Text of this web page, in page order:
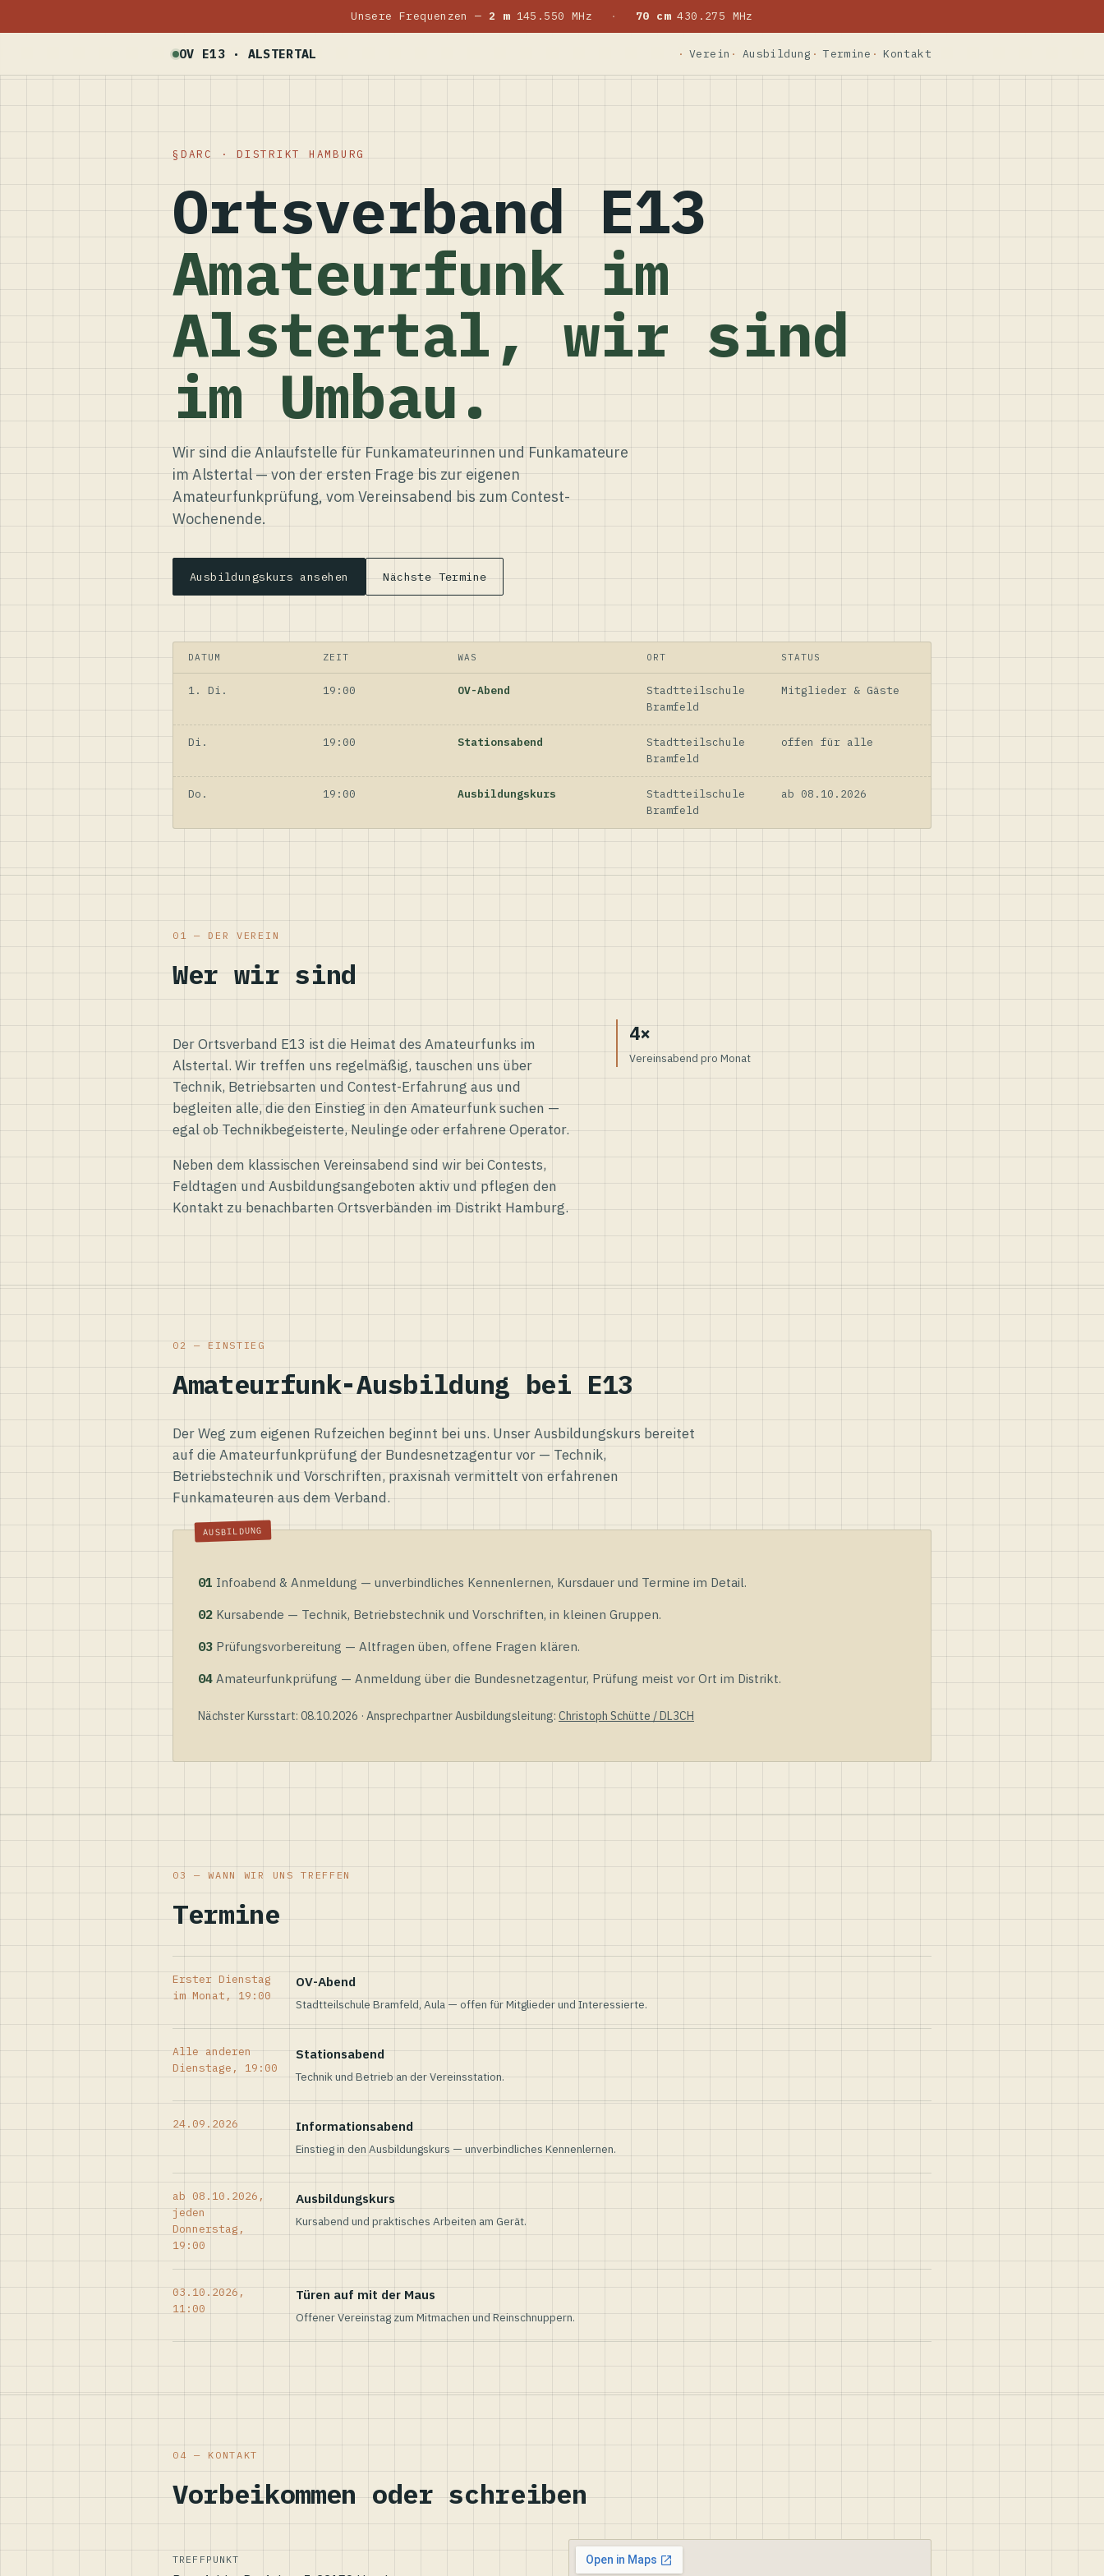
Unsere Frequenzen — 2 m145.550 MHz · 70 cm430.275 MHz
OV E13 · ALSTERTAL Verein Ausbildung Termine Kontakt
DARC · DISTRIKT HAMBURG
Ortsverband E13
Amateurfunk im
Alstertal, wir sind
im Umbau.
Wir sind die Anlaufstelle für Funkamateurinnen und Funkamateure
im Alstertal — von der ersten Frage bis zur eigenen
Amateurfunkprüfung, vom Vereinsabend bis zum Contest-
Wochenende.
Ausbildungskurs ansehen Nächste Termine
DATUM ZEIT WAS ORT STATUS
1. Di. 19:00 OV-Abend
Stadtteilschule
Bramfeld
Mitglieder & Gäste
Di. 19:00 Stationsabend
Stadtteilschule
Bramfeld
offen für alle
Do. 19:00 Ausbildungskurs
Stadtteilschule
Bramfeld
ab 08.10.2026
01 — DER VEREIN
Wer wir sind
Der Ortsverband E13 ist die Heimat des Amateurfunks im
Alstertal. Wir treffen uns regelmäßig, tauschen uns über
Technik, Betriebsarten und Contest-Erfahrung aus und
begleiten alle, die den Einstieg in den Amateurfunk suchen —
egal ob Technikbegeisterte, Neulinge oder erfahrene Operator.
Neben dem klassischen Vereinsabend sind wir bei Contests,
Feldtagen und Ausbildungsangeboten aktiv und pflegen den
Kontakt zu benachbarten Ortsverbänden im Distrikt Hamburg.
4×
Vereinsabend pro Monat
02 — EINSTIEG
Amateurfunk-Ausbildung bei E13
Der Weg zum eigenen Rufzeichen beginnt bei uns. Unser Ausbildungskurs bereitet
auf die Amateurfunkprüfung der Bundesnetzagentur vor — Technik,
Betriebstechnik und Vorschriften, praxisnah vermittelt von erfahrenen
Funkamateuren aus dem Verband.
01 Infoabend & Anmeldung — unverbindliches Kennenlernen, Kursdauer und Termine im Detail.
02 Kursabende — Technik, Betriebstechnik und Vorschriften, in kleinen Gruppen.
03 Prüfungsvorbereitung — Altfragen üben, offene Fragen klären.
04 Amateurfunkprüfung — Anmeldung über die Bundesnetzagentur, Prüfung meist vor Ort im Distrikt.
Nächster Kursstart: 08.10.2026 · Ansprechpartner Ausbildungsleitung: Christoph Schütte / DL3CH
03 — WANN WIR UNS TREFFEN
Termine
Erster Dienstag
im Monat, 19:00
OV-Abend
Stadtteilschule Bramfeld, Aula — offen für Mitglieder und Interessierte.
Alle anderen
Dienstage, 19:00
Stationsabend
Technik und Betrieb an der Vereinsstation.
24.09.2026 Informationsabend
Einstieg in den Ausbildungskurs — unverbindliches Kennenlernen.
ab 08.10.2026,
jeden
Donnerstag,
19:00
Ausbildungskurs
Kursabend und praktisches Arbeiten am Gerät.
03.10.2026,
11:00
Türen auf mit der Maus
Offener Vereinstag zum Mitmachen und Reinschnuppern.
04 — KONTAKT
Vorbeikommen oder schreiben
TREFFPUNKT